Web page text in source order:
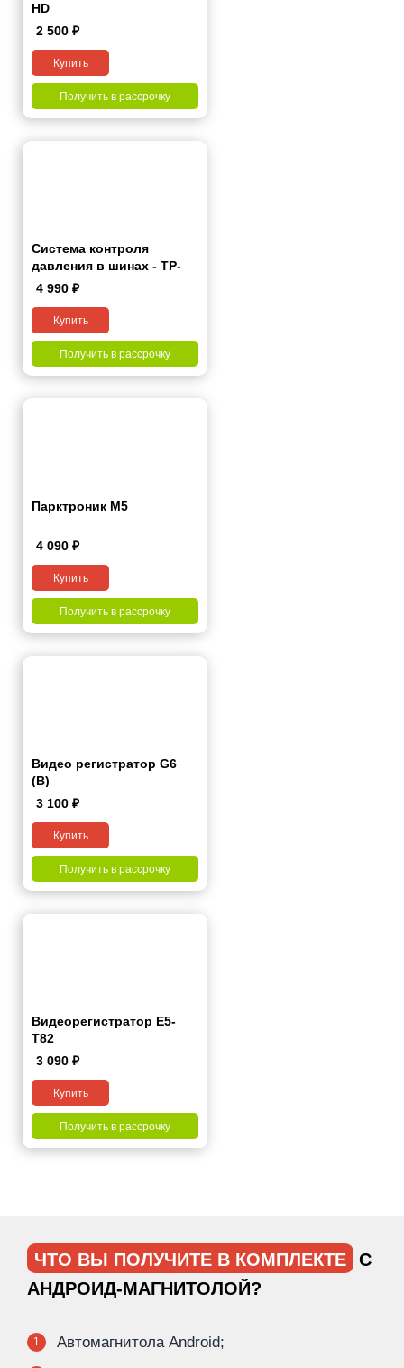
HD
2 500 ₽
Купить
Получить в рассрочку
Система контроля
давления в шинах - TP-
Pro
4 990 ₽
Купить
Получить в рассрочку
Парктроник М5
4 090 ₽
Купить
Получить в рассрочку
Видео регистратор G6
(B)
3 100 ₽
Купить
Получить в рассрочку
Видеорегистратор Е5-
Т82
3 090 ₽
Купить
Получить в рассрочку
ЧТО ВЫ ПОЛУЧИТЕ В КОМПЛЕКТЕ
С
АНДРОИД-МАГНИТОЛОЙ?
1
Автомагнитола Android;